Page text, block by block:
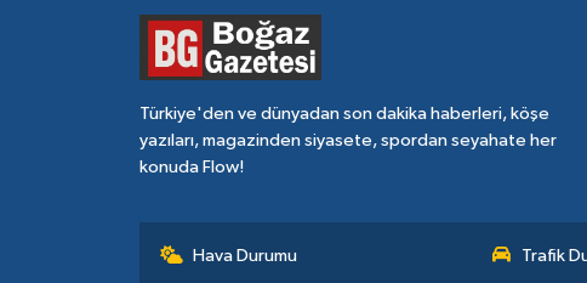
Türkiye'den ve dünyadan son dakika haberleri, köşe
yazıları, magazinden siyasete, spordan seyahate her
konuda Flow!
Hava Durumu Trafik